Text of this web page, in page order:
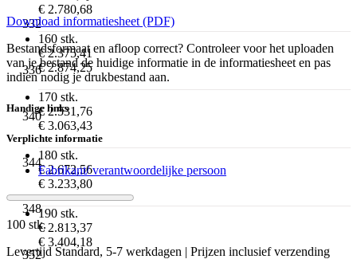
332
336
340
344
348
352
€ 2.780,68
160 stk.
€ 2.375,41
€ 2.874,25
170 stk.
€ 2.531,76
€ 3.063,43
180 stk.
€ 2.672,56
€ 3.233,80
190 stk.
€ 2.813,37
€ 3.404,18
Download informatiesheet (PDF)
Bestandsformaat en afloop correct? Controleer voor het uploaden
van je bestand de huidige informatie in de informatiesheet en pas
indien nodig je drukbestand aan.
Handige links
Verplichte informatie
Fabrikant/ verantwoordelijke persoon
100 stk.
Levertijd Standard, 5-7 werkdagen | Prijzen inclusief verzending